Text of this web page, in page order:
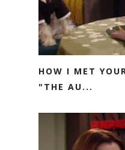
HOW I MET
"THE AU...